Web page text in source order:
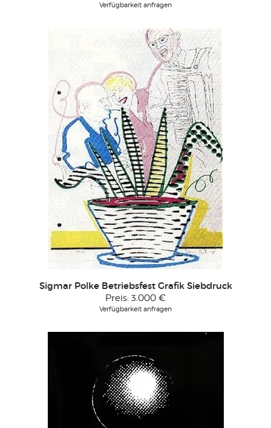
Verfügbarkeit anfragen
Sigmar Polke Betriebsfest Grafik Siebdruck
Preis: 3.000 €
Verfügbarkeit anfragen